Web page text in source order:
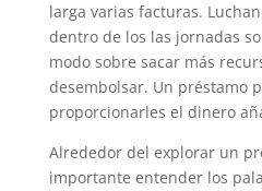
larga varias facturas.
dentro de los las jornadas
modo sobre sacar más
desembolsar. Un préstamo
proporcionarles el dinero
Alrededor del explorar un
importante entender los